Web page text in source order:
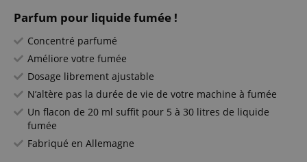
Parfum pour liquide fumée !
Concentré parfumé
Améliore votre fumée
Dosage librement ajustable
N’altère pas la durée de vie de votre machine à fumée
Un flacon de 20 ml suffit pour 5 à 30 litres de liquide
fumée
Fabriqué en Allemagne